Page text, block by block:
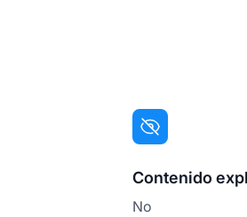
Contenido
No